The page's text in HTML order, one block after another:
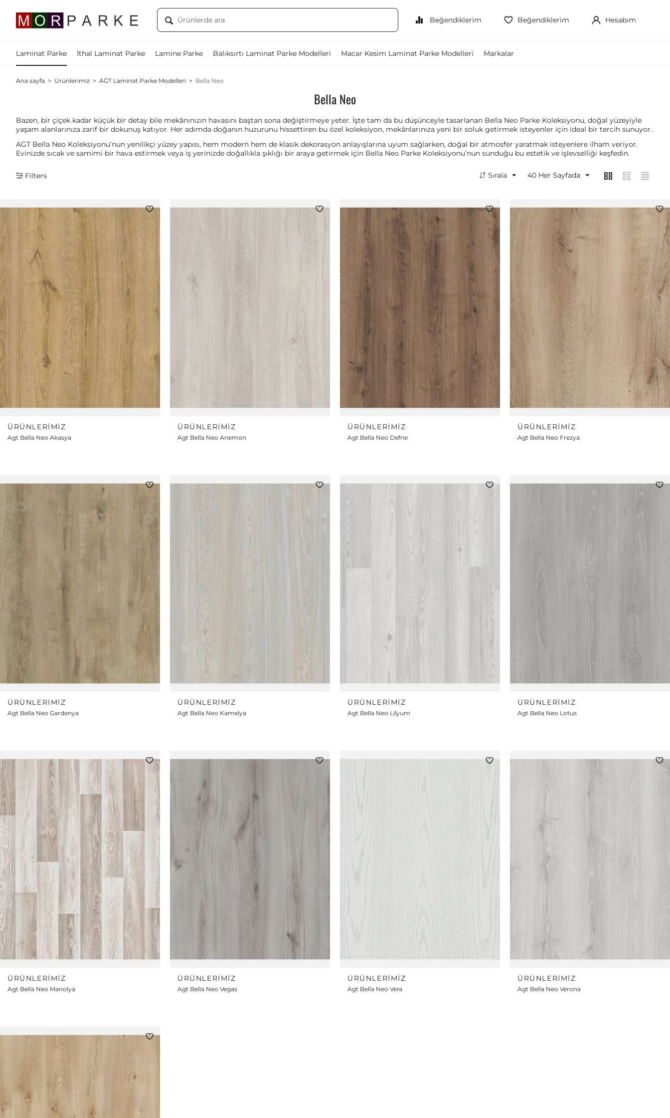
Beğendiklerim Beğendiklerim Hesabım
Laminat Parke İthal Laminat Parke Lamine Parke Balıksırtı Laminat Parke Modelleri Macar Kesim Laminat Parke Modelleri Markalar
Ana sayfa > Ürünlerimiz > AGT Laminat Parke Modelleri > Bella Neo
Bella Neo
Bazen, bir çiçek kadar küçük bir detay bile mekânınızın havasını baştan sona değiştirmeye yeter. İşte tam da bu düşünceyle tasarlanan Bella Neo Parke Koleksiyonu, doğal yüzeyiyle
yaşam alanlarınıza zarif bir dokunuş katıyor. Her adımda doğanın huzurunu hissettiren bu özel koleksiyon, mekânlarınıza yeni bir soluk getirmek isteyenler için ideal bir tercih sunuyor.
AGT Bella Neo Koleksiyonu’nun yenilikçi yüzey yapısı, hem modern hem de klasik dekorasyon anlayışlarına uyum sağlarken, doğal bir atmosfer yaratmak isteyenlere ilham veriyor.
Evinizde sıcak ve samimi bir hava estirmek veya iş yerinizde doğallıkla şıklığı bir araya getirmek için Bella Neo Parke Koleksiyonu’nun sunduğu bu estetik ve işlevselliği keşfedin.
Filters Sırala 40 Her Sayfada
ÜRÜNLERIMIZ
Agt Bella Neo Akasya
ÜRÜNLERIMIZ
Agt Bella Neo Anemon
ÜRÜNLERIMIZ
Agt Bella Neo Defne
ÜRÜNLERIMIZ
Agt Bella Neo Frezya
ÜRÜNLERIMIZ
Agt Bella Neo Gardenya
ÜRÜNLERIMIZ
Agt Bella Neo Kamelya
ÜRÜNLERIMIZ
Agt Bella Neo Lilyum
ÜRÜNLERIMIZ
Agt Bella Neo Lotus
ÜRÜNLERIMIZ
Agt Bella Neo Manolya
ÜRÜNLERIMIZ
Agt Bella Neo Vegas
ÜRÜNLERIMIZ
Agt Bella Neo Vera
ÜRÜNLERIMIZ
Agt Bella Neo Verona